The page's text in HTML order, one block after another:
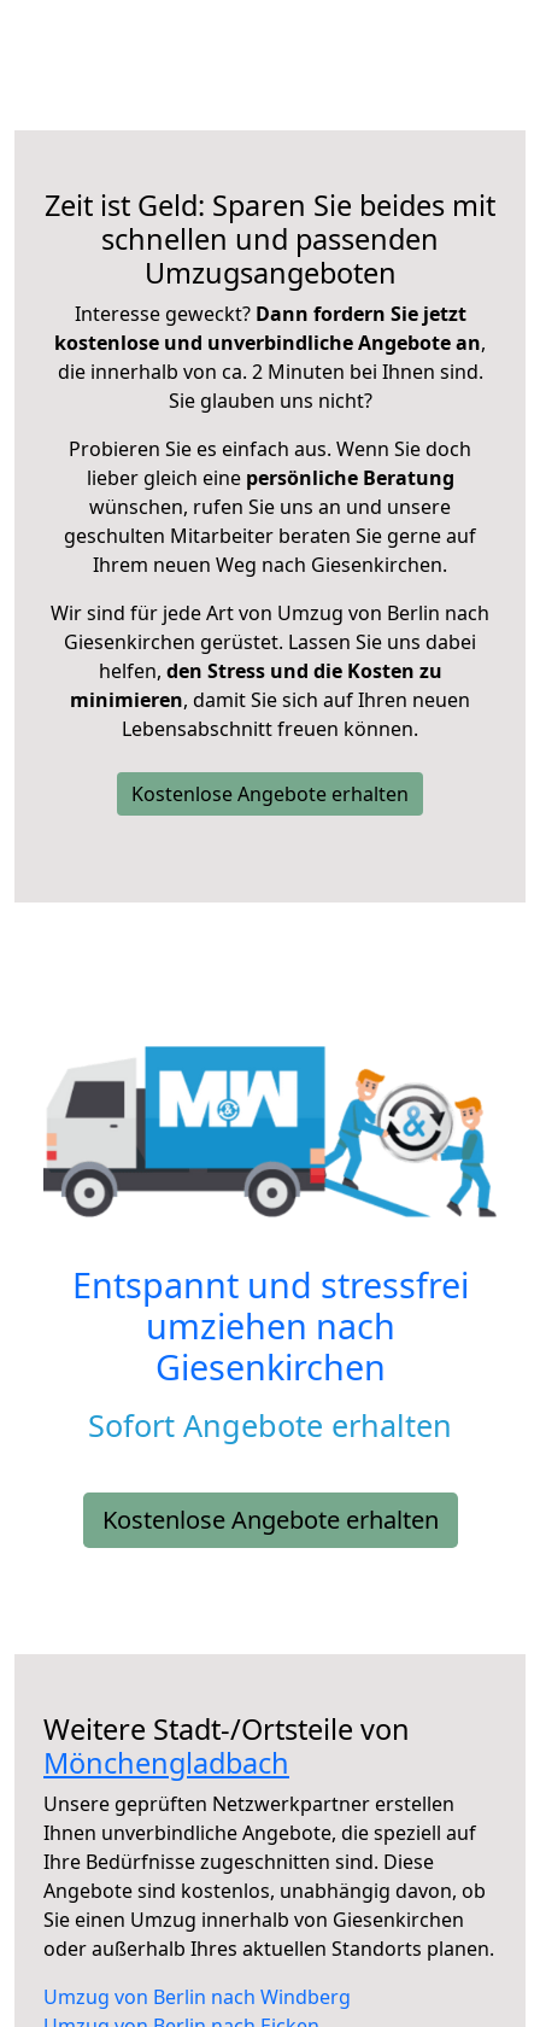
Zeit ist Geld: Sparen Sie beides mit
schnellen und passenden
Umzugsangeboten
Interesse geweckt? Dann fordern Sie jetzt
kostenlose und unverbindliche Angebote an,
die innerhalb von ca. 2 Minuten bei Ihnen sind.
Sie glauben uns nicht?
Probieren Sie es einfach aus. Wenn Sie doch
lieber gleich eine persönliche Beratung
wünschen, rufen Sie uns an und unsere
geschulten Mitarbeiter beraten Sie gerne auf
Ihrem neuen Weg nach Giesenkirchen.
Wir sind für jede Art von Umzug von Berlin nach
Giesenkirchen gerüstet. Lassen Sie uns dabei
helfen, den Stress und die Kosten zu
minimieren, damit Sie sich auf Ihren neuen
Lebensabschnitt freuen können.
Kostenlose Angebote erhalten
Entspannt und stressfrei
umziehen nach
Giesenkirchen
Sofort Angebote erhalten
Kostenlose Angebote erhalten
Weitere Stadt-/Ortsteile von
Mönchengladbach
Unsere geprüften Netzwerkpartner erstellen
Ihnen unverbindliche Angebote, die speziell auf
Ihre Bedürfnisse zugeschnitten sind. Diese
Angebote sind kostenlos, unabhängig davon, ob
Sie einen Umzug innerhalb von Giesenkirchen
oder außerhalb Ihres aktuellen Standorts planen.
Umzug von Berlin nach Windberg